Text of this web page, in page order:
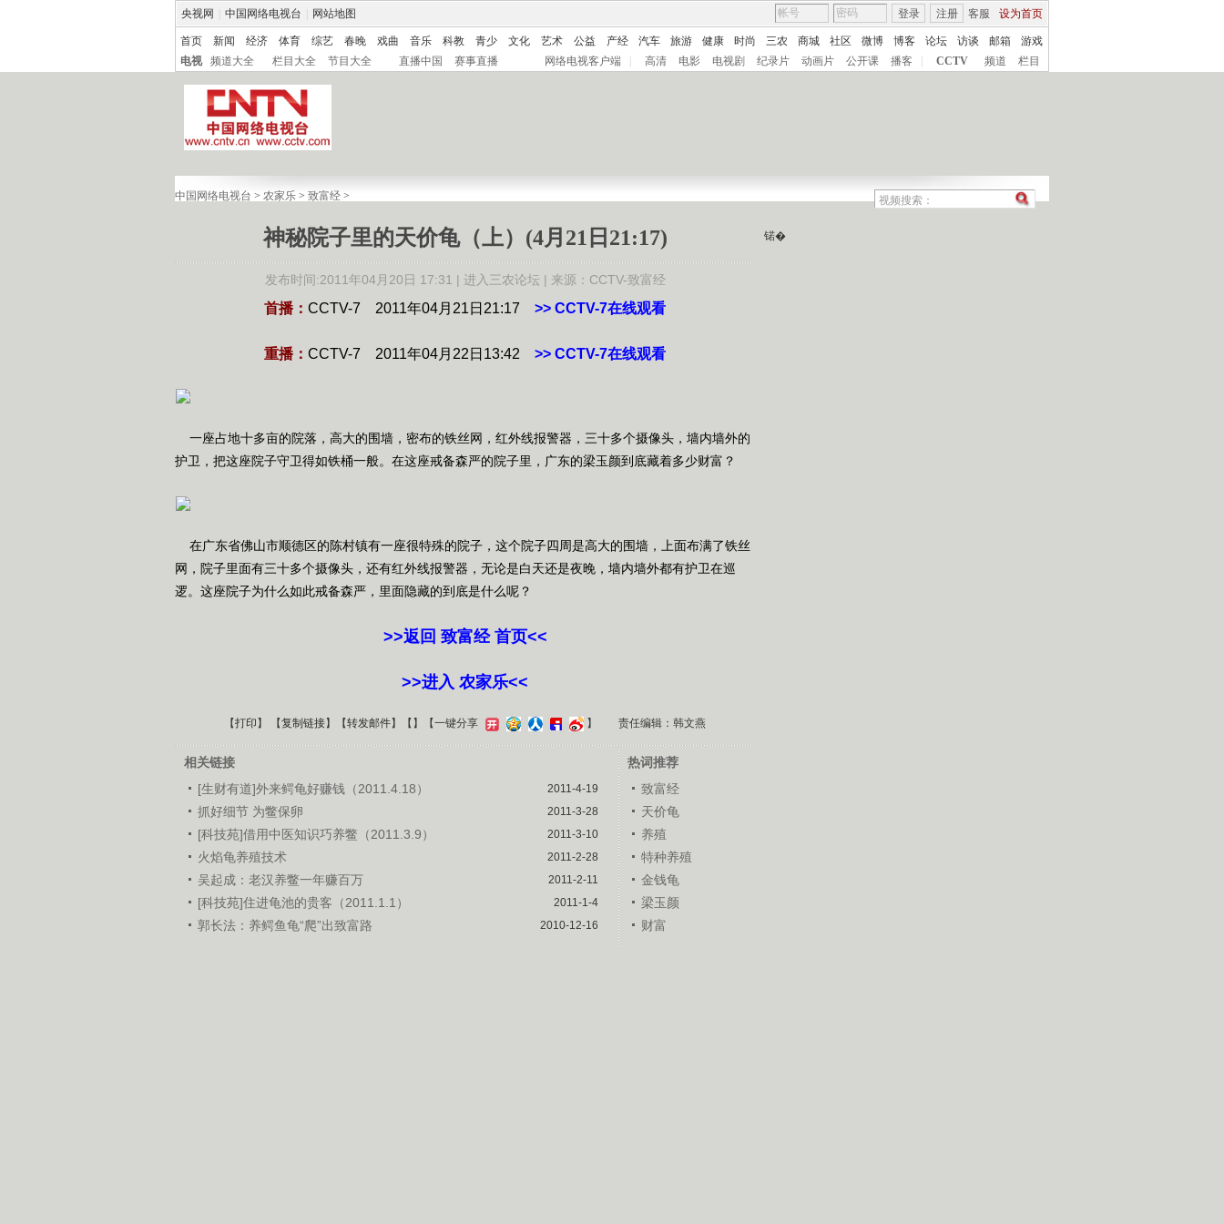
央视网 中国网络电视台 网站地图 客服 设为首页
登录 注册
首页 新闻 经济 体育 综艺 春晚 戏曲 音乐 科教 青少 文化 艺术 公益 产经 汽车 旅游 健康 时尚 三农 商城 社区 微博 博客 论坛 访谈 邮箱
游戏
电视
频道大全 栏目大全 节目大全 直播中国 赛事直播 网络电视客户端 高清 电影 电视剧 纪录片 动画片 公开课 播客 CCTV 频道 栏目
中国网络电视台 > 农家乐 > 致富经 >
神秘院子里的天价龟（上）(4月21日21:17)
发布时间:2011年04月20日 17:31 | 进入三农论坛| 来源：CCTV-致富经
锘�
首播： CCTV-7 2011年04月21日21:17 >> CCTV-7在线观看
重播： CCTV-7 2011年04月22日13:42 >> CCTV-7在线观看
一座占地十多亩的院落，高大的围墙，密布的铁丝网，红外线报警器，三十多个摄像头，墙内墙外的
护卫，把这座院子守卫得如铁桶一般。在这座戒备森严的院子里，广东的梁玉颜到底藏着多少财富？
在广东省佛山市顺德区的陈村镇有一座很特殊的院子，这个院子四周是高大的围墙，上面布满了铁丝
网，院子里面有三十多个摄像头，还有红外线报警器，无论是白天还是夜晚，墙内墙外都有护卫在巡
逻。这座院子为什么如此戒备森严，里面隐藏的到底是什么呢？
>>返回 致富经 首页<<
>>进入 农家乐<<
【打印 】 【复制链接】【转发邮件】【 】 【一键分享 】 责任编辑：韩文燕
相关链接
[生财有道]外来鳄龟好赚钱（2011.4.18）
2011-4-19
抓好细节 为鳖保卵 2011-3-28
[科技苑]借用中医知识巧养鳖（2011.3.9） 2011-3-10
火焰龟养殖技术 2011-2-28
吴起成：老汉养鳖一年赚百万 2011-2-11
[科技苑]住进龟池的贵客（2011.1.1） 2011-1-4
郭长法：养鳄鱼龟“爬”出致富路 2010-12-16
热词推荐
致富经
天价龟
养殖
特种养殖
金钱龟
梁玉颜
财富